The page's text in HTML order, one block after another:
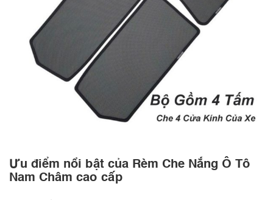
Ưu điểm nổi bật của Rèm Che Nắng Ô Tô
Nam Châm cao cấp